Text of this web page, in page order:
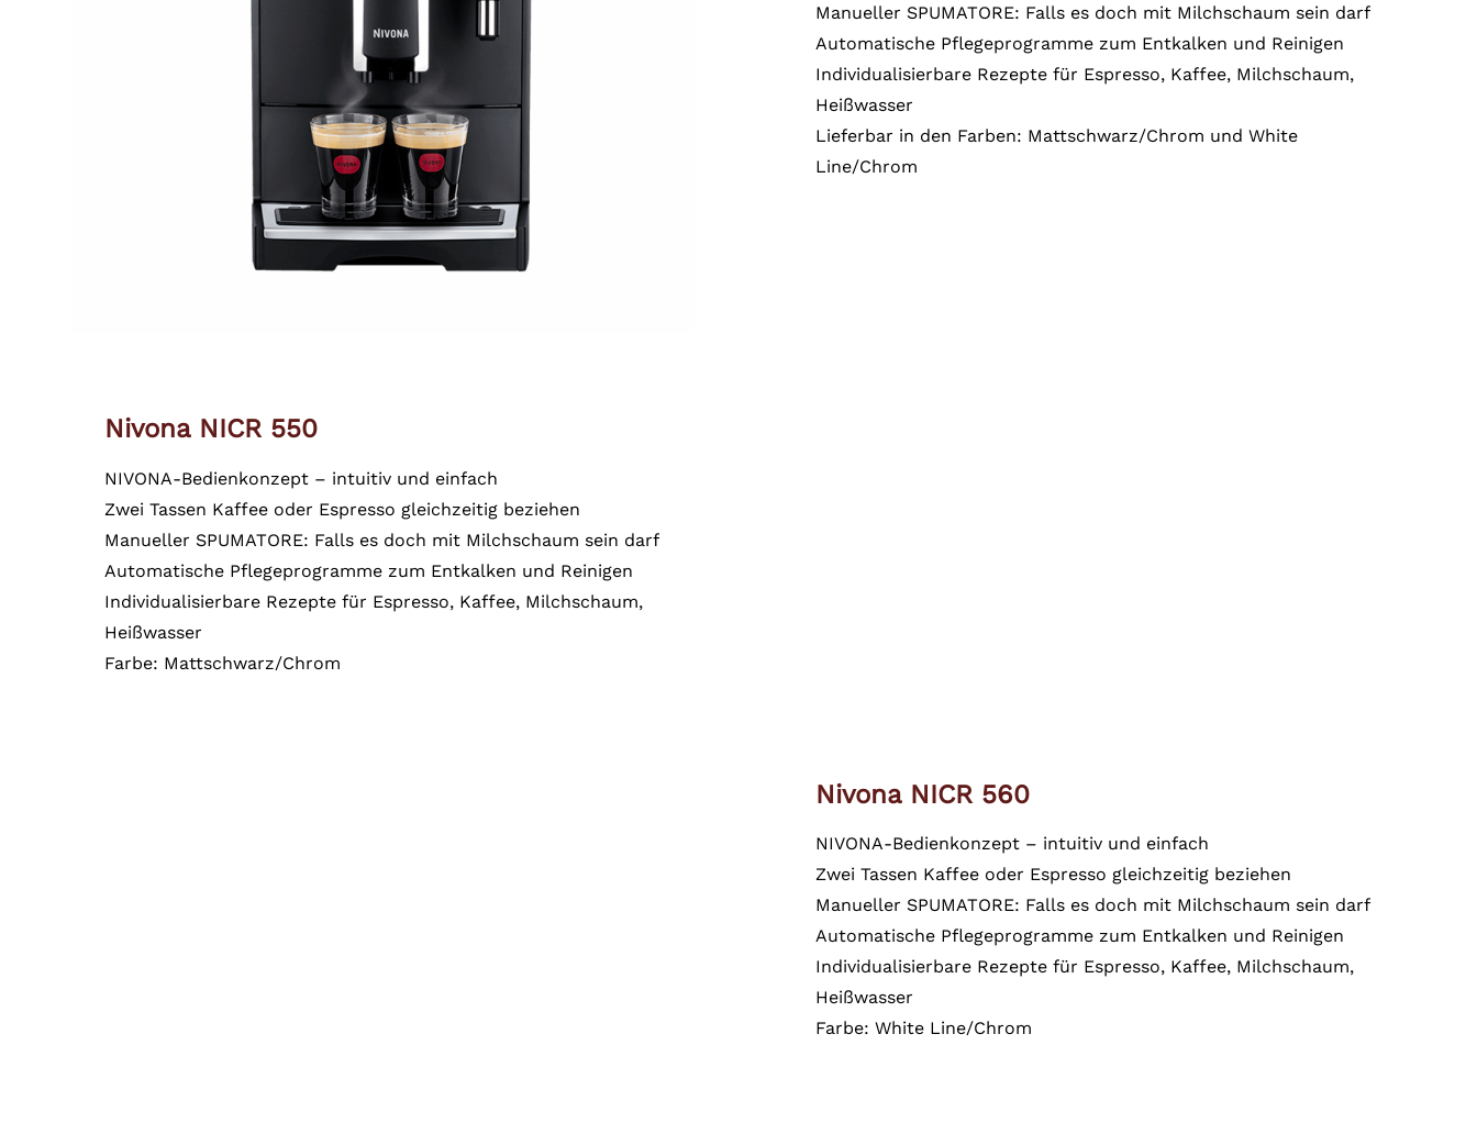
Manueller SPUMATORE: Falls es doch mit Milchschaum sein darf
Automatische Pflegeprogramme zum Entkalken und Reinigen
Individualisierbare Rezepte für Espresso, Kaffee, Milchschaum,
Heißwasser
Lieferbar in den Farben: Mattschwarz/Chrom und White
Line/Chrom
Nivona NICR 550
NIVONA-Bedienkonzept – intuitiv und einfach
Zwei Tassen Kaffee oder Espresso gleichzeitig beziehen
Manueller SPUMATORE: Falls es doch mit Milchschaum sein darf
Automatische Pflegeprogramme zum Entkalken und Reinigen
Individualisierbare Rezepte für Espresso, Kaffee, Milchschaum,
Heißwasser
Farbe: Mattschwarz/Chrom
Nivona NICR 560
NIVONA-Bedienkonzept – intuitiv und einfach
Zwei Tassen Kaffee oder Espresso gleichzeitig beziehen
Manueller SPUMATORE: Falls es doch mit Milchschaum sein darf
Automatische Pflegeprogramme zum Entkalken und Reinigen
Individualisierbare Rezepte für Espresso, Kaffee, Milchschaum,
Heißwasser
Farbe: White Line/Chrom